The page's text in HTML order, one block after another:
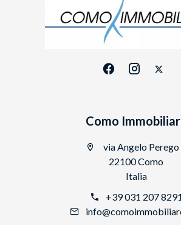
Como
via Angelo Perego
22100 Como
Italia
+39 031 207 8291